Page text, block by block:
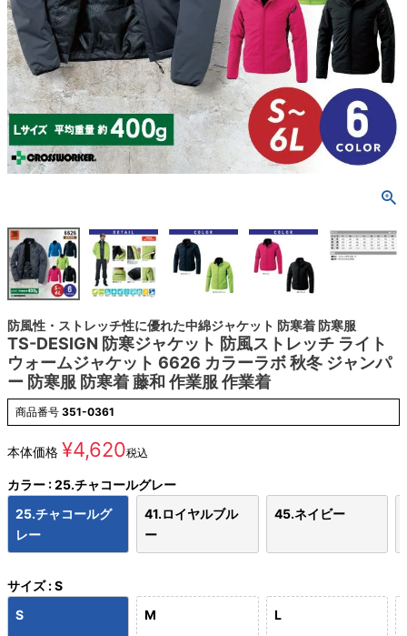
防風性・ストレッチ性に優れた中綿ジャケット 防寒着 防寒服
TS-DESIGN 防寒ジャケット 防風ストレッチ ライト
ウォームジャケット 6626 カラーラボ 秋冬 ジャンパ
ー 防寒服 防寒着 藤和 作業服 作業着
商品番号 351-0361
本体価格 ¥4,620税込
カラー 25.チャコールグレー
25.チャコールグ
レー
41.ロイヤルブル
ー
45.ネイビー
サイズ S
S
M L